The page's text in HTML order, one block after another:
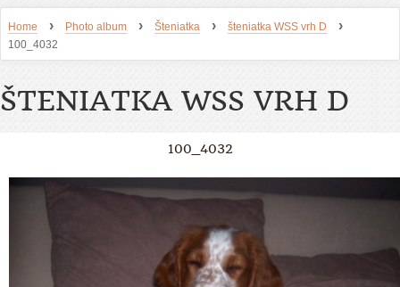
Home › Photo album › Šteniatka › šteniatka WSS vrh D ›
100_4032
ŠTENIATKA WSS VRH D
100_4032